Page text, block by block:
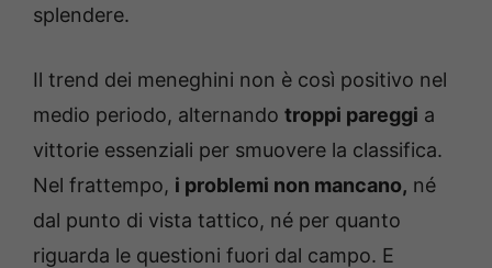
splendere.
Il trend dei meneghini non è così positivo nel
medio periodo, alternando troppi pareggi a
vittorie essenziali per smuovere la classifica.
Nel frattempo, i problemi non mancano, né
dal punto di vista tattico, né per quanto
riguarda le questioni fuori dal campo. E